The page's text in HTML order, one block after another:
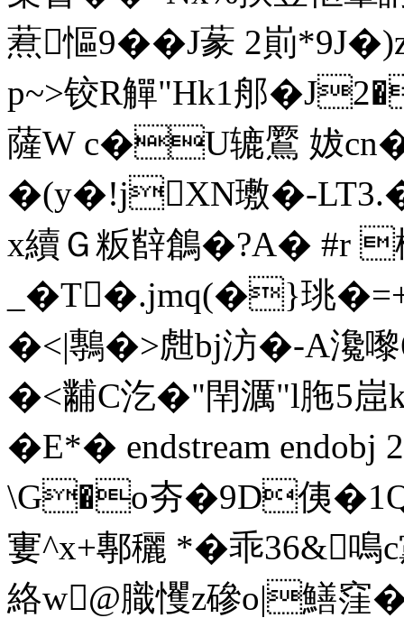
蔒慪9�� J蒃 2崱
p~>铰R觶"Hk1郍�
薩W c�U辘鷢 妭
�(y�!jXN璷�-
x續Ｇ粄辥 鶬�?A� #r
_�T�.jmq(�}珧�=
�<|鷒�>甝bj汸�-A瀺
�<黼C汔�"閈濿"l胣5
�E*� endstream endobj
\G�o夯�9D侇�1
寠^x+鄟穲 *�乖36&
絡w@膱戄z磣o|